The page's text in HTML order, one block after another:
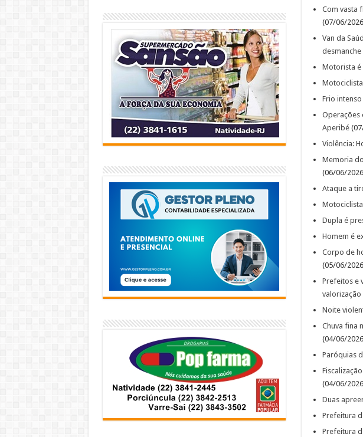
Com vasta
(07/06/
Van da
desmanche
Motorista é
Frio
Operações
Aperibé
Violência:
Memoria
(06/06/
Ataque a
Dupla é
Homem é
Corpo de
(05/06/
Prefeitos e
Noite
Chuva fina
(04/06/
Paróquias
(04/06/
Duas
Prefeitura
Prefeitura